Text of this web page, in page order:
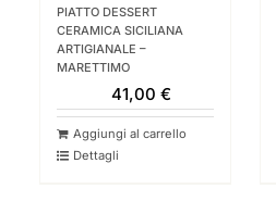
PIATTO DESSERT
CERAMICA SICILIANA
ARTIGIANALE –
MARETTIMO
41,00€
Aggiungi al carrello
Dettagli